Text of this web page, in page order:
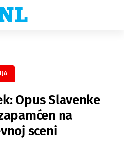
Opus Slavenke
na
sceni